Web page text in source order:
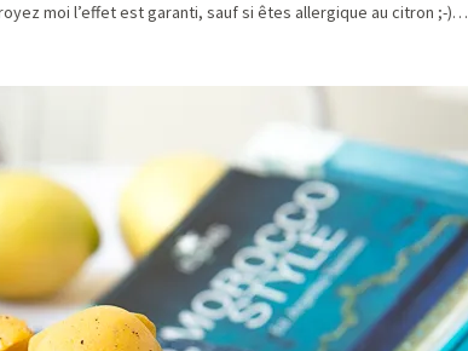
moi l’effet est garanti, sauf si êtes allergique au citron ;-)…